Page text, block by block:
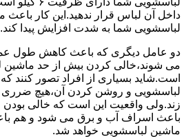
داخل آن لباس قرار ندهید.این کار
لباسشویی شما به شدت افزایش پیدا کند.
دو عامل دیگری که باعث کاهش طول
می شوند،خالی کردن بیش از حد ماشین
است.شاید بسیاری از افراد تصور کنند
لباسشویی و روشن کردن آن،هیچ ضرری
زند.ولی واقعیت این است که خالی
باعث اسراف آب و برق می شود و هم
ماشین لباسشویی خواهد شد.